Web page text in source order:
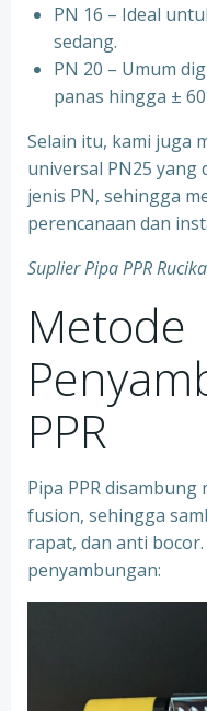
⁠PN 16 – Ideal
sedang.
⁠PN 20 – Umum
panas hingga ±
Selain itu, kami juga
universal PN25
jenis PN, sehingga
perencanaan dan
Suplier Pipa PPR
Metode
PPR
Pipa PPR
fusion, sehingga
rapat, dan anti
penyambungan: